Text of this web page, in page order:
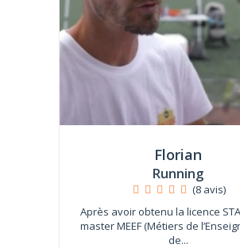
Florian
Running
(8 avis)
Après avoir obtenu la licence
master MEEF (Métiers de
de...